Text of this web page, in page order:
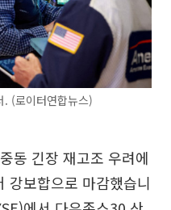
(로이터연합뉴스)
동 긴장 재고조 우려에
강보합으로 마감했습니